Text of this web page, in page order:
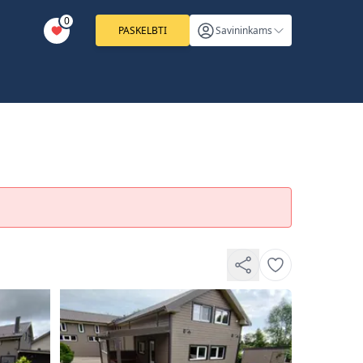
0
PASKELBTI Savininkams